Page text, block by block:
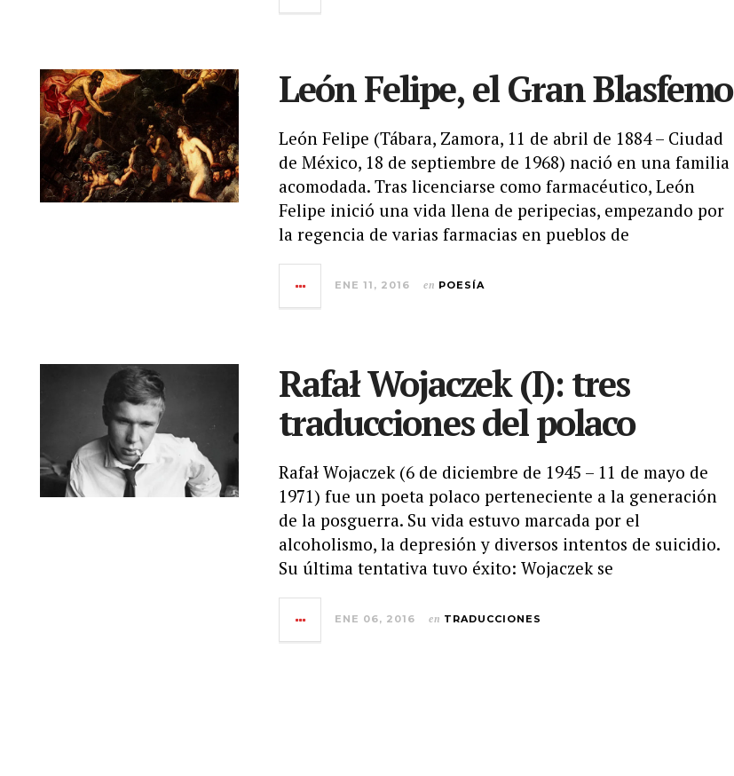
León Felipe, el Gran Blasfemo
León Felipe (Tábara, Zamora, 11 de abril de 1884 – Ciudad
de México, 18 de septiembre de 1968) nació en una familia
acomodada. Tras licenciarse como farmacéutico, León
Felipe inició una vida llena de peripecias, empezando por
la regencia de varias farmacias en pueblos de
ENE 11, 2016 en POESÍA
Rafał Wojaczek (I): tres
traducciones del polaco
Rafał Wojaczek (6 de diciembre de 1945 – 11 de mayo de
1971) fue un poeta polaco perteneciente a la generación
de la posguerra. Su vida estuvo marcada por el
alcoholismo, la depresión y diversos intentos de suicidio.
Su última tentativa tuvo éxito: Wojaczek se
ENE 06, 2016 en TRADUCCIONES